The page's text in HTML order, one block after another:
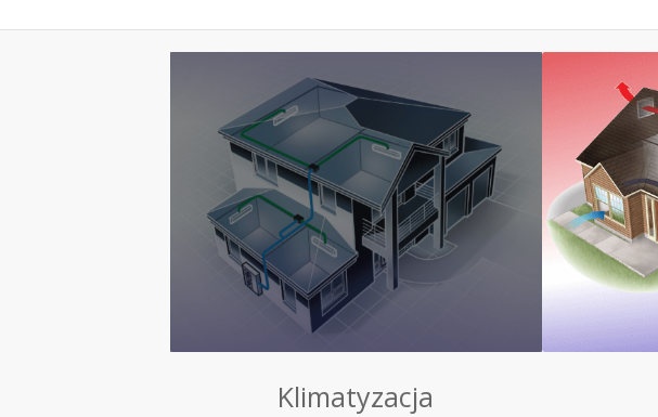
Klimatyzacja